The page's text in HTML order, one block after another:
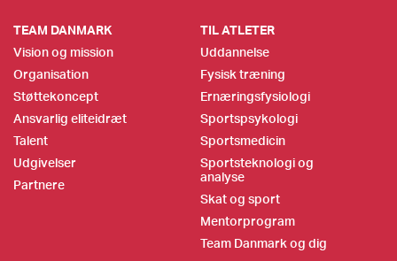
TEAM DANMARK
Vision og mission
Organisation
Støttekoncept
Ansvarlig eliteidræt
Talent
Udgivelser
Partnere
TIL ATLETER
Uddannelse
Fysisk træning
Ernæringsfysiologi
Sportspsykologi
Sportsmedicin
Sportsteknologi og
analyse
Skat og sport
Mentorprogram
Team Danmark og dig